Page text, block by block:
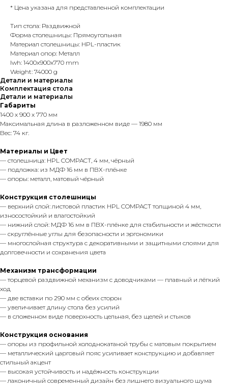
* Цена указана для представленной комплектации
Тип стола: Раздвижной
Форма столешницы: Прямоугольная
Материал столешницы: HPL-пластик
Материал опор: Металл
lwh: 1400x900x770 mm
Weight: 74000 g
Детали и материалы
Комплектация стола
Детали и материалы
Габариты
1400 x 900 x 770 мм
Максимальная длина в разложенном виде — 1980 мм
Вес: 74 кг.
Материалы и Цвет
— столешница: HPL COMPACT, 4 мм, чёрный
— подложка: из МДФ 16 мм в ПВХ-плёнке
— опоры: металл, матовый чёрный
Конструкция столешницы
— верхний слой: листовой пластик HPL COMPACT толщиной 4 мм,
износостойкий и влагостойкий
— нижний слой: МДФ 16 мм в ПВХ-плёнке для стабильности и жёсткости
— скруглённые углы для безопасности и эргономики
— многослойная структура с декоративными и защитными слоями для
долговечности и сохранения цвета
Механизм трансформации
— торцевой раздвижной механизм с доводчиками — плавный и лёгкий
ход
— две вставки по 290 мм с обеих сторон
— увеличивает длину стола без усилий
— в сложенном виде поверхность цельная, без щелей и стыков
Конструкция основания
— опоры из профильной холоднокатаной трубы с матовым покрытием
— металлический царговый пояс усиливает конструкцию и добавляет
стильный акцент
— высокая устойчивость и надёжность конструкции
— лаконичный современный дизайн без лишнего визуального шума